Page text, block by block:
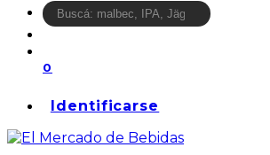
0
Identificarse